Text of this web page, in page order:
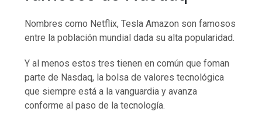
Nombres como Netflix, Tesla Amazon son famosos
entre la población mundial dada su alta popularidad.
Y al menos estos tres tienen en común que foman
parte de Nasdaq, la bolsa de valores tecnológica
que siempre está a la vanguardia y avanza
conforme al paso de la tecnología.